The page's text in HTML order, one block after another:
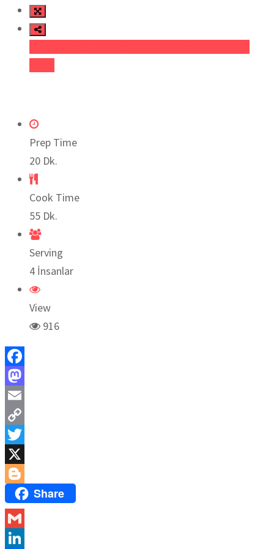
Prep Time
20 Dk.
Cook Time
55 Dk.
Serving
4 İnsanlar
View
916
Facebook
Mastodon
Email
Copy
Link
Twitter
X
BloggerShare
Gmail